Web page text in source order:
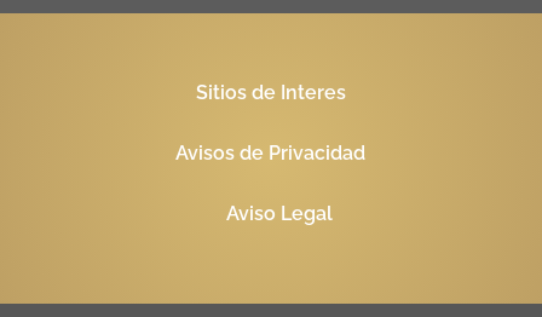
Sitios de Interes
Avisos de Privacidad
Aviso Legal